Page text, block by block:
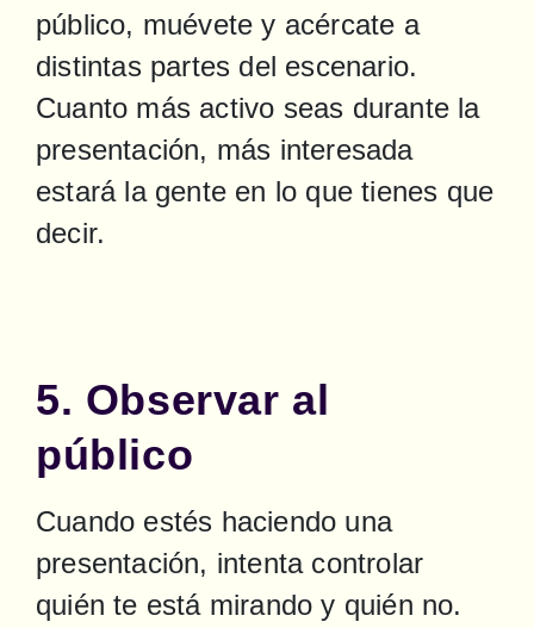
público, muévete y acércate a
distintas partes del escenario.
Cuanto más activo seas durante la
presentación, más interesada
estará la gente en lo que tienes que
decir.
5. Observar al
público
Cuando estés haciendo una
presentación, intenta controlar
quién te está mirando y quién no.